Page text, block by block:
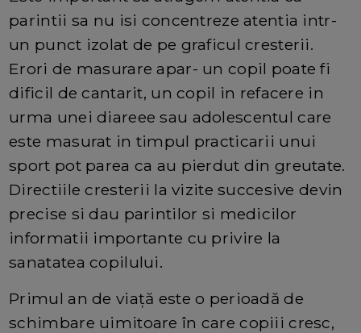
parintii sa nu isi concentreze atentia intr-
un punct izolat de pe graficul cresterii.
Erori de masurare apar- un copil poate fi
dificil de cantarit, un copil in refacere in
urma unei diareee sau adolescentul care
este masurat in timpul practicarii unui
sport pot parea ca au pierdut din greutate.
Directiile cresterii la vizite succesive devin
precise si dau parintilor si medicilor
informatii importante cu privire la
sanatatea copilului.
Primul an de viață este o perioadă de
schimbare uimitoare în care copiii cresc,